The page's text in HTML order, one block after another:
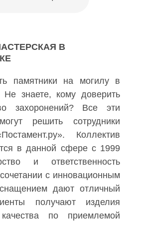
В
памятники на могилу в
Не знаете, кому доверить
захоронений? Все эти
решить сотрудники
Коллектив
в данной сфере с 1999
и ответственность
с инновационным
дают отличный
получают изделия
по приемлемой